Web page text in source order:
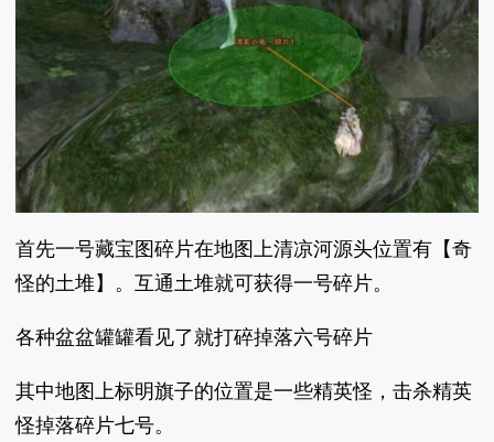
首先一号藏宝图碎片在地图上清凉河源头位置有【奇
怪的土堆】。互通土堆就可获得一号碎片。
各种盆盆罐罐看见了就打碎掉落六号碎片
其中地图上标明旗子的位置是一些精英怪，击杀精英
怪掉落碎片七号。